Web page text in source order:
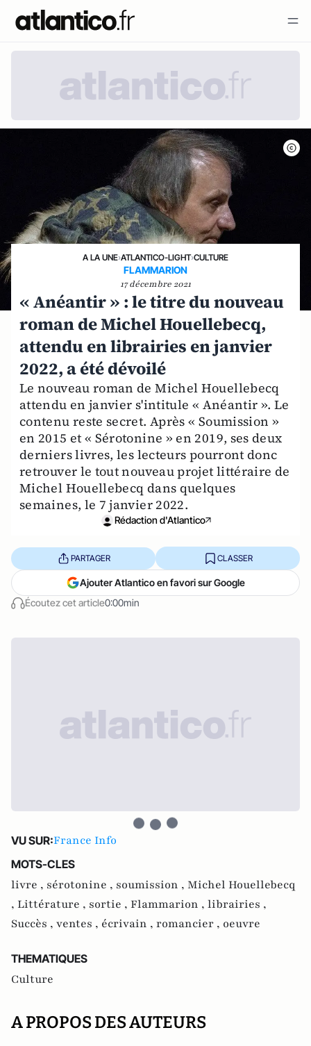
A LA UNE›ATLANTICO-LIGHT›CULTURE
FLAMMARION
17 décembre 2021
« Anéantir » : le titre du nouveau
roman de Michel Houellebecq,
attendu en librairies en janvier
2022, a été dévoilé
Le nouveau roman de Michel Houellebecq
attendu en janvier s'intitule « Anéantir ». Le
contenu reste secret. Après « Soumission »
en 2015 et « Sérotonine » en 2019, ses deux
derniers livres, les lecteurs pourront donc
retrouver le tout nouveau projet littéraire de
Michel Houellebecq dans quelques
semaines, le 7 janvier 2022.
Rédaction d'Atlantico
Écoutez cet article0:00min
PARTAGER CLASSER
Ajouter Atlantico en favori sur Google
VU SUR:France Info
MOTS-CLES
livre , sérotonine , soumission , Michel Houellebecq
, Littérature , sortie , Flammarion , librairies ,
Succès , ventes , écrivain , romancier , oeuvre
THEMATIQUES
Culture
A PROPOS DES AUTEURS